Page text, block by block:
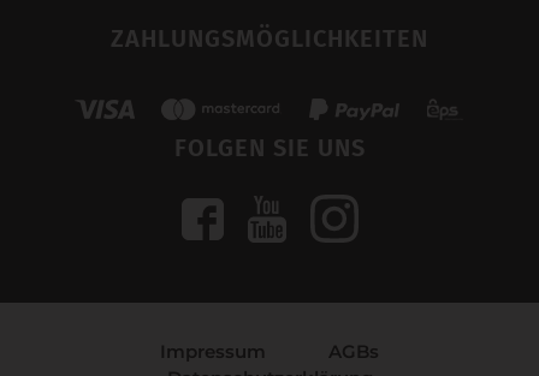
ZAHLUNGSMÖGLICHKEITEN
FOLGEN SIE UNS
Impressum
AGBs